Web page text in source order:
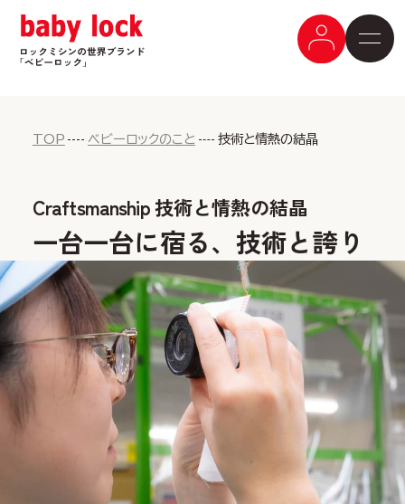
TOP ベビーロックのこと 技術と情熱の結晶
Craftsmanship 技術と情熱の結晶
一台一台に宿る、技術と誇り